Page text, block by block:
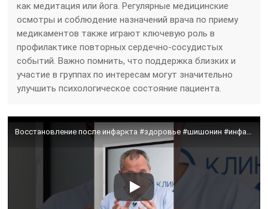
как медитация или йога. Регулярные медицинские
осмотры и соблюдение назначений врача по приему
медикаментов также играют ключевую роль в
профилактике повторных сердечно-сосудистых
событий. Важно помнить, что поддержка близких и
участие в группах по интересам могут значительно
улучшить психологическое состояние пациента.
Восстановление после инфаркта #здоровье #шишонин #инфаркт